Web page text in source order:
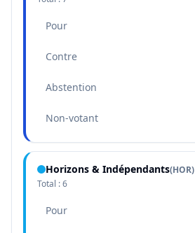
Pour
Contre
Abstention
Non-votant
Horizons & Indépendants(HOR)
Total :6
Pour